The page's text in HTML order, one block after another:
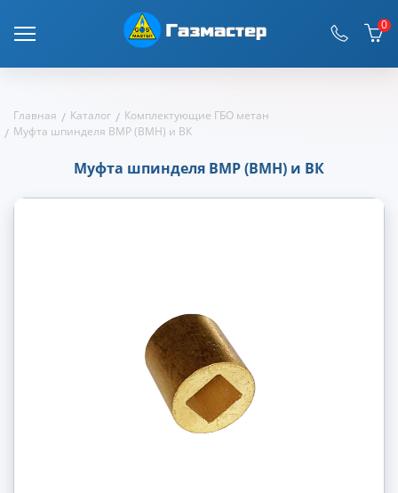
0
Главная Каталог
Комплектующие ГБО метан
Муфта шпинделя ВМР (ВМН) и ВК
Муфта шпинделя ВМР (ВМН) и ВК